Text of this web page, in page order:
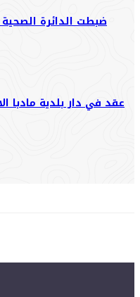
عقد في دار بلدية مادبا